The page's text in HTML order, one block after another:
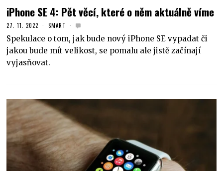
iPhone SE 4: Pět věcí, které o něm aktuálně víme
27. 11. 2022 SMART
Spekulace o tom, jak bude nový iPhone SE vypadat či
jakou bude mít velikost, se pomalu ale jistě začínají
vyjasňovat.